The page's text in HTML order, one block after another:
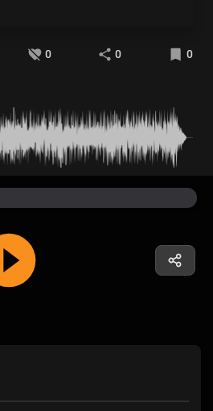
0 0 0